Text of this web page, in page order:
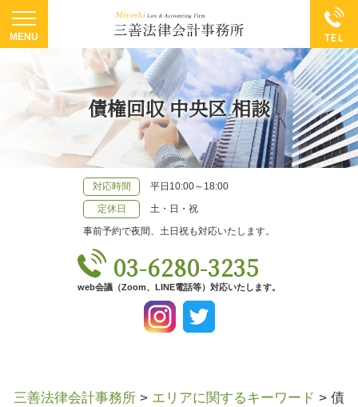
債権回収 中央区 相談
対応時間
平日10:00～18:00
定休日
土・日・祝
事前予約で夜間、土日祝も対応いたします。
03-6280-3235
web会議（Zoom、LINE電話等）対応いたします。
三善法律会計事務所 > エリアに関するキーワード > 債